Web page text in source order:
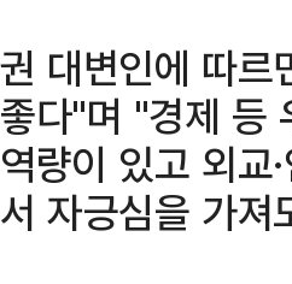
권 대변인에 따르
좋다"며 "경제 등
역량이 있고 외교
서 자긍심을 가져